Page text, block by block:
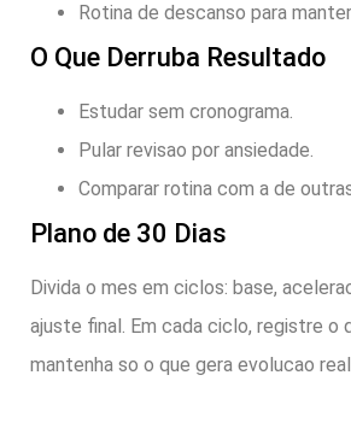
Rotina de descanso para
O Que Derruba Resultado
Estudar sem cronograma.
Pular revisao por ansiedade.
Comparar rotina com a de
Plano de 30 Dias
Divida o mes em ciclos: base,
ajuste final. Em cada ciclo, registre o
mantenha so o que gera evolucao